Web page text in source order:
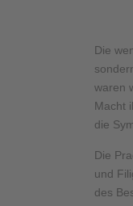
Die
waren
Macht
die
Die
und
des